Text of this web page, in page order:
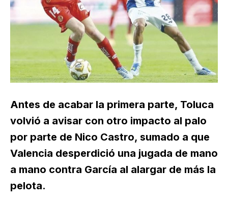
Antes de acabar la primera parte, Toluca
volvió a avisar con otro impacto al palo
por parte de Nico Castro, sumado a que
Valencia desperdició una jugada de mano
a mano contra García al alargar de más la
pelota.